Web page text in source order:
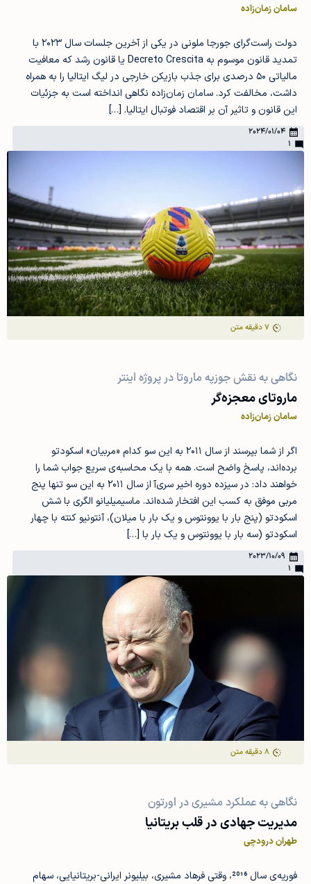
سامان زمان‌زاده
دولت راست‌گرای جورجا ملونی در یکی از آخرین جلسات سال ۲۰۲۳ با
تمدید قانون موسوم به Decreto Crescita یا قانون رشد که معافیت
مالیاتی ۵۰ درصدی برای جذب بازیکن خارجی در لیگ ایتالیا را به همراه
داشت، مخالفت کرد. سامان زمان‌زاده نگاهی انداخته است به جزئیات
این قانون و تاثیر آن بر اقتصاد فوتبال ایتالیا. […]
2024/01/04
1
7 دقیقه متن
نگاهی به نقش جوزپه ماروتا در پروژه اینتر
ماروتای معجزه‌گر
سامان زمان‌زاده
اگر از شما بپرسند از سال ۲۰۱۱ به این سو کدام «مربیان» اسکودتو
برده‌اند، پاسخ واضح است. همه با یک محاسبه‌ی سریع جواب شما را
خواهند داد: در سیزده دوره اخیر سری‌آ از سال ۲۰۱۱ به این سو تنها پنج
مربی موفق به کسب این افتخار شده‌اند. ماسیمیلیانو الگری با شش
اسکودتو (پنج بار با یوونتوس و یک بار با میلان)، آنتونیو کنته با چهار
اسکودتو (سه بار با یوونتوس و یک بار با […]
2023/10/09
1
8 دقیقه متن
نگاهی به عملکرد مشیری در اورتون
مدیریت جهادی در قلب بریتانیا
طهران درودچی
فوریه‌ی سال 2016، وقتی فرهاد مشیری، بیلیونر ایرانی-بریتانیایی، سهام